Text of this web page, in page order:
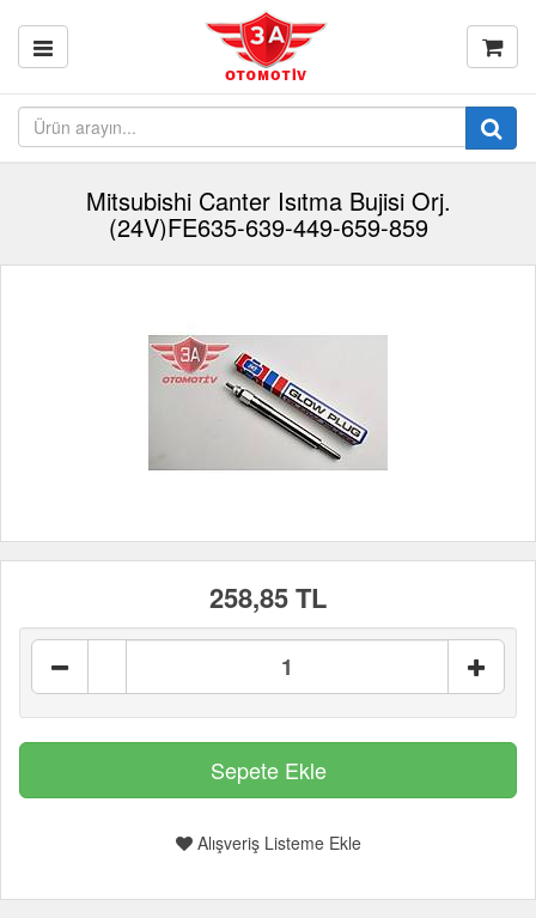
Mitsubishi Canter Isıtma Bujisi Orj.
(24V)FE635-639-449-659-859
258,85 TL
Alışveriş Listeme Ekle